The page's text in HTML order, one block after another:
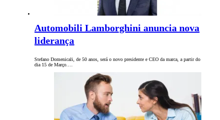
Automobili Lamborghini anuncia nova
liderança
Stefano Domenicali, de 50 anos, será o novo presidente e CEO da marca, a partir do
dia 15 de Março.…